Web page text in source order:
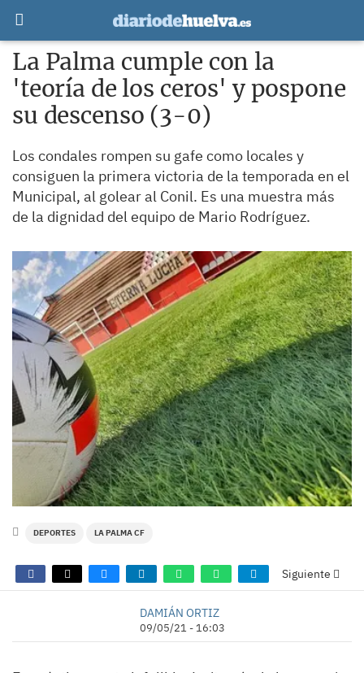
La Palma cumple con la
'teoría de los ceros' y pospone
su descenso (3-0)
Los condales rompen su gafe como locales y
consiguen la primera victoria de la temporada en el
Municipal, al golear al Conil. Es una muestra más
de la dignidad del equipo de Mario Rodríguez.
DEPORTES LA PALMA CF
Siguiente
DAMIÁN ORTIZ
09/05/21 - 16:03